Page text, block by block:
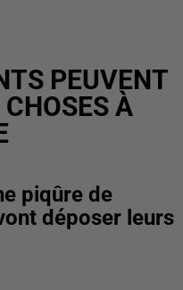
PEUVENT
À
piqûre de
déposer leurs